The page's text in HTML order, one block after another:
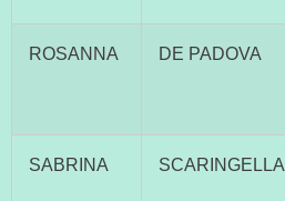
ROSANNA DE PADOVA
SABRINA SCARINGELLA